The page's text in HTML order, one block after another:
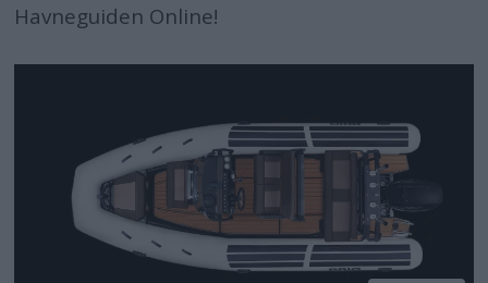
Havneguiden Online!